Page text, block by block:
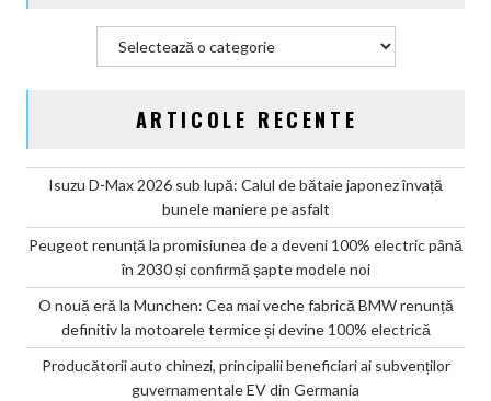
ARTICOLE RECENTE
Isuzu D-Max 2026 sub lupă: Calul de bătaie japonez învață
bunele maniere pe asfalt
Peugeot renunță la promisiunea de a deveni 100% electric până
în 2030 și confirmă șapte modele noi
O nouă eră la Munchen: Cea mai veche fabrică BMW renunță
definitiv la motoarele termice și devine 100% electrică
Producătorii auto chinezi, principalii beneficiari ai subvenților
guvernamentale EV din Germania